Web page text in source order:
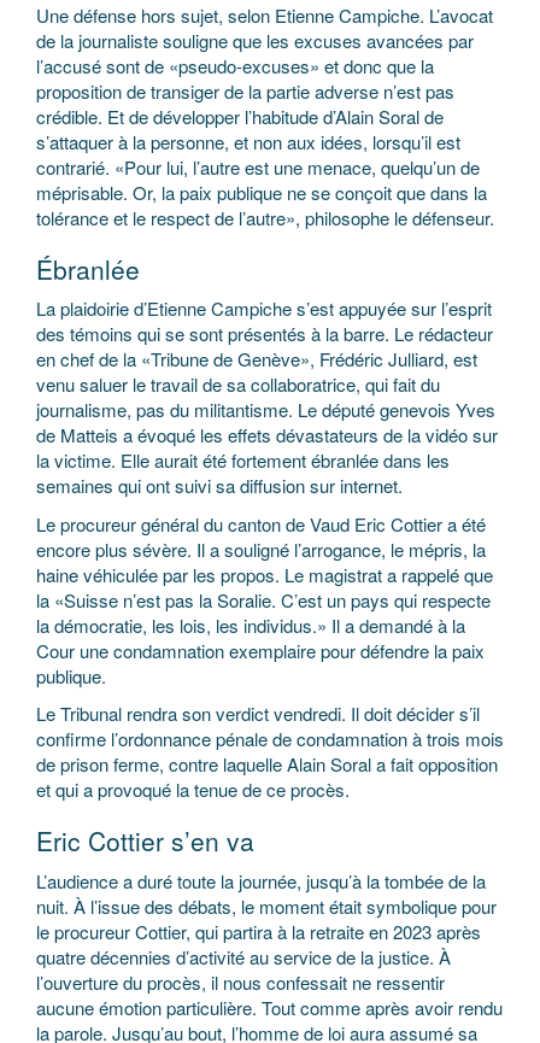
Une défense hors sujet, selon Etienne Campiche. L’avocat
de la journaliste souligne que les excuses avancées par
l’accusé sont de «pseudo-excuses» et donc que la
proposition de transiger de la partie adverse n’est pas
crédible. Et de développer l’habitude d’Alain Soral de
s’attaquer à la personne, et non aux idées, lorsqu’il est
contrarié. «Pour lui, l’autre est une menace, quelqu’un de
méprisable. Or, la paix publique ne se conçoit que dans la
tolérance et le respect de l’autre», philosophe le défenseur.
Ébranlée
La plaidoirie d’Etienne Campiche s’est appuyée sur l’esprit
des témoins qui se sont présentés à la barre. Le rédacteur
en chef de la «Tribune de Genève», Frédéric Julliard, est
venu saluer le travail de sa collaboratrice, qui fait du
journalisme, pas du militantisme. Le député genevois Yves
de Matteis a évoqué les effets dévastateurs de la vidéo sur
la victime. Elle aurait été fortement ébranlée dans les
semaines qui ont suivi sa diffusion sur internet.
Le procureur général du canton de Vaud Eric Cottier a été
encore plus sévère. Il a souligné l’arrogance, le mépris, la
haine véhiculée par les propos. Le magistrat a rappelé que
la «Suisse n’est pas la Soralie. C’est un pays qui respecte
la démocratie, les lois, les individus.» Il a demandé à la
Cour une condamnation exemplaire pour défendre la paix
publique.
Le Tribunal rendra son verdict vendredi. Il doit décider s’il
confirme l’ordonnance pénale de condamnation à trois mois
de prison ferme, contre laquelle Alain Soral a fait opposition
et qui a provoqué la tenue de ce procès.
Eric Cottier s’en va
L’audience a duré toute la journée, jusqu’à la tombée de la
nuit. À l’issue des débats, le moment était symbolique pour
le procureur Cottier, qui partira à la retraite en 2023 après
quatre décennies d’activité au service de la justice. À
l’ouverture du procès, il nous confessait ne ressentir
aucune émotion particulière. Tout comme après avoir rendu
la parole. Jusqu’au bout, l’homme de loi aura assumé sa